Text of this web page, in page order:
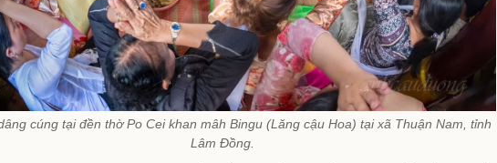
cúng tại đền thờ Po Cei khan mâh Bingu (Lăng cậu Hoa) tại xã Thuận Nam, tỉnh
Lâm Đồng.